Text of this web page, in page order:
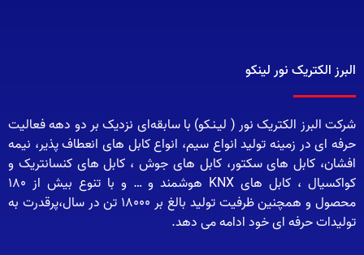
البرز الکتریک نور لینکو
شرکت البرز الکتریک نور ( لیـنـکو) با سابقه‌ای نزدیک بر دو دهه فعالیت
حرفه ای در زمینه تولید انواع سیم، انواع کابل های انعطاف پذیر، نیمه
افشان، کابل های سکتور، کابل های جوش ، کابل های کنسانتریک و
کواکسیال ، کابل های KNX هوشمند و … و با تنوع بیش از 180
محصول و همچنین ظرفیت تولید بالغ بر 18000 تن در سال،پرقدرت به
تولیدات حرفه ای خود ادامه می دهد.